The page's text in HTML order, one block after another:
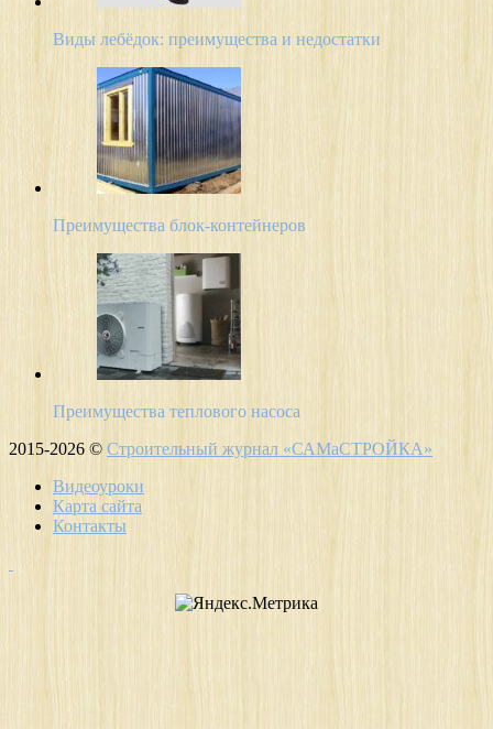
Виды лебёдок: преимущества и недостатки
Преимущества блок-контейнеров
Преимущества теплового насоса
2015-2026 © Строительный журнал «САМаСТРОЙКА»
Видеоуроки
Карта сайта
Контакты